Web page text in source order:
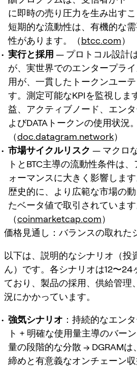
に即時の売り圧力を生み出すこ
短期的な流動性は、有機的な
性があります。（btcc.com）
実行と採用 — プロトコル設計
が、実世界でのエンタープラ
用が、一貫したトークンユー
す。測定可能なKPIを監視しま
益、アクティブノード、エン
よびDATAトークンの使用状況。
（doc.datagram.network）
市場サイクルリスク — マクロ
トとBTC主導の流動性条件は
ォーマンスに大きく影響しま
歴史的に、より広範な市場の
たベータ値で取引されています
（coinmarketcap.com）
価格見通し：バランスの取れた
以下は、説明的なシナリオ（投
ん）です。各シナリオは12〜24
ており、製品の採用、供給管理
況にかかっています。
強気シナリオ ：持続的なエン
ト + 明確な使用量主導のバー
量の段階的な分散 → DGRAMは
締めと有意義なオンチェーン